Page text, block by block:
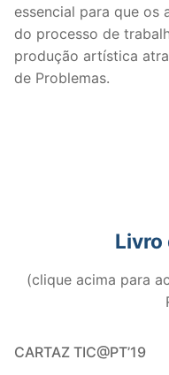
essencial para que os
do processo de
produção artística
de Problemas.
Livro
(clique acima para
CARTAZ TIC@PT’19